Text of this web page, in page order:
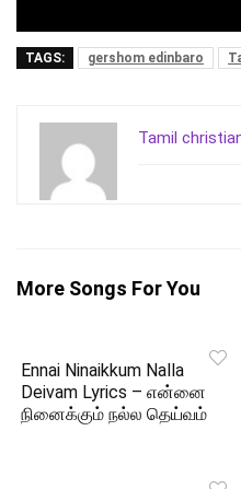
TAGS: gershom edinbaro
Tamil
More Songs For You
Ennai Ninaikkum Nalla
Deivam Lyrics – என்னை
நினைக்கும் நல்ல தெய்வம்